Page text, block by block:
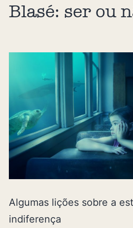
Blasé: ser ou
Algumas lições sobre a
indiferença